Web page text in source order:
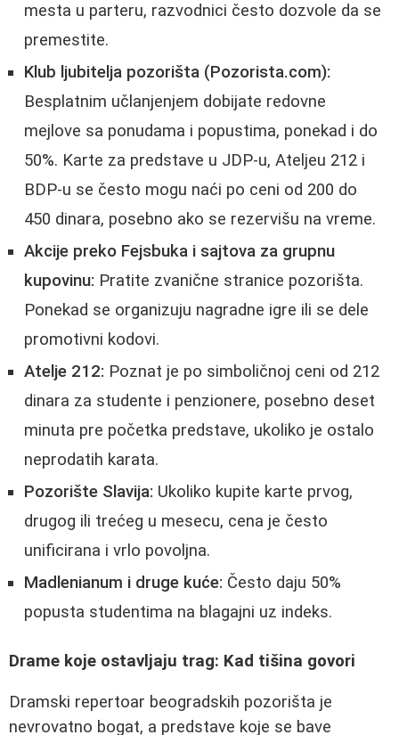
mesta u parteru, razvodnici često dozvole da se
premestite.
Klub ljubitelja pozorišta (Pozorista.com):
Besplatnim učlanjenjem dobijate redovne
mejlove sa ponudama i popustima, ponekad i do
50%. Karte za predstave u JDP-u, Ateljeu 212 i
BDP-u se često mogu naći po ceni od 200 do
450 dinara, posebno ako se rezervišu na vreme.
Akcije preko Fejsbuka i sajtova za grupnu
kupovinu: Pratite zvanične stranice pozorišta.
Ponekad se organizuju nagradne igre ili se dele
promotivni kodovi.
Atelje 212: Poznat je po simboličnoj ceni od 212
dinara za studente i penzionere, posebno deset
minuta pre početka predstave, ukoliko je ostalo
neprodatih karata.
Pozorište Slavija: Ukoliko kupite karte prvog,
drugog ili trećeg u mesecu, cena je često
unificirana i vrlo povoljna.
Madlenianum i druge kuće: Često daju 50%
popusta studentima na blagajni uz indeks.
Drame koje ostavljaju trag: Kad tišina govori
Dramski repertoar beogradskih pozorišta je
nevrovatno bogat, a predstave koje se bave